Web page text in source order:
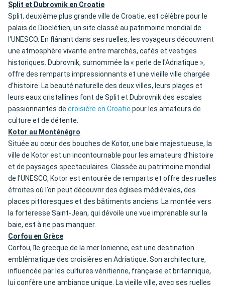
Split et Dubrovnik en Croatie
Split, deuxième plus grande ville de Croatie, est célèbre pour le
palais de Dioclétien, un site classé au patrimoine mondial de
l'UNESCO. En flânant dans ses ruelles, les voyageurs découvrent
une atmosphère vivante entre marchés, cafés et vestiges
historiques. Dubrovnik, surnommée la « perle de l'Adriatique »,
offre des remparts impressionnants et une vieille ville chargée
d’histoire. La beauté naturelle des deux villes, leurs plages et
leurs eaux cristallines font de Split et Dubrovnik des escales
passionnantes de croisière en Croatie pour les amateurs de
culture et de détente.
Kotor au Monténégro
Située au cœur des bouches de Kotor, une baie majestueuse, la
ville de Kotor est un incontournable pour les amateurs d’histoire
et de paysages spectaculaires. Classée au patrimoine mondial
de l'UNESCO, Kotor est entourée de remparts et offre des ruelles
étroites où l’on peut découvrir des églises médiévales, des
places pittoresques et des bâtiments anciens. La montée vers
la forteresse Saint-Jean, qui dévoile une vue imprenable sur la
baie, est à ne pas manquer.
Corfou en Grèce
Corfou, île grecque de la mer Ionienne, est une destination
emblématique des croisières en Adriatique. Son architecture,
influencée par les cultures vénitienne, française et britannique,
lui confère une ambiance unique. La vieille ville, avec ses ruelles